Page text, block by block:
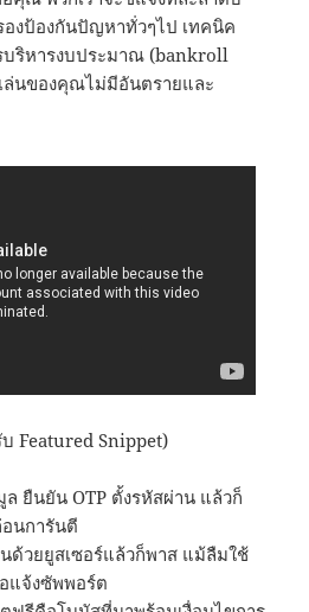
งป้องกันปัญหาทั่วๆไป เทคนิค
บริหารงบประมาณ (bankroll
ล่นของคุณไม่มีอันตรายและ
Featured Snippet)
ยืนยัน OTP ตั้งรหัสผ่าน แล้วก็
นการันตี
ด้วยยูสเซอร์แล้วก็พาส แม้ลืมใช้
แจ้งซัพพอร์ต